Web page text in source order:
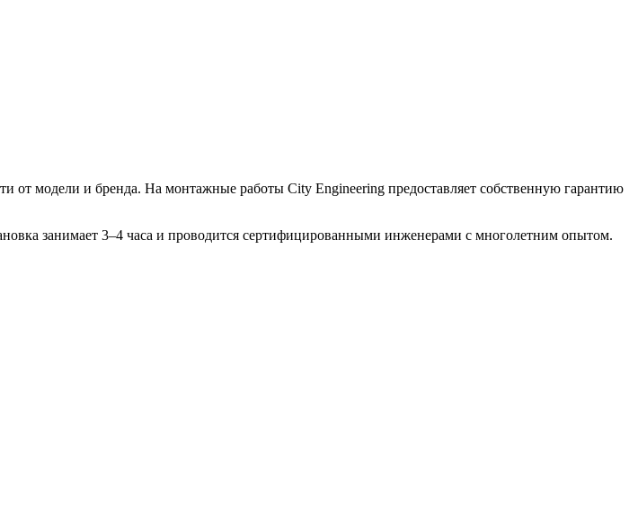
от модели и бренда. На монтажные работы City Engineering предоставляет собственную гарантию
занимает 3–4 часа и проводится сертифицированными инженерами с многолетним опытом.